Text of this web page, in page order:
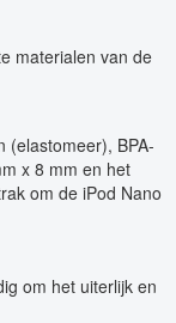
materialen van de
(elastomeer), BPA-
x 8 mm en het
om de iPod Nano
om het uiterlijk en